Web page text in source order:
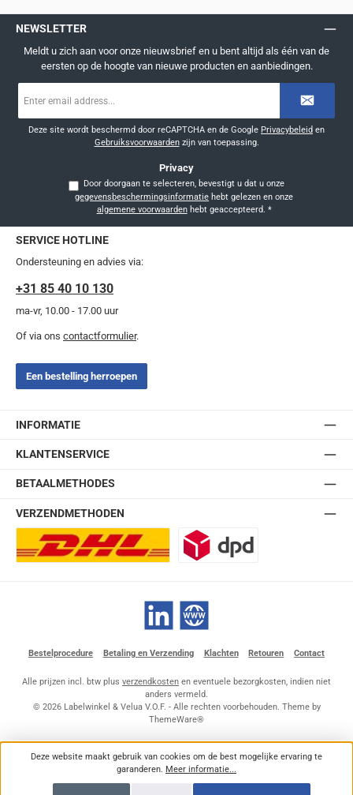
NEWSLETTER
Meldt u zich aan voor onze nieuwsbrief en u bent altijd als één van de
eersten op de hoogte van nieuwe producten en aanbiedingen.
mailadres
Deze site wordt beschermd door reCAPTCHA en de Google Privacybeleid en
Gebruiksvoorwaardenzijn van toepassing.
Privacy
Door doorgaan te selecteren, bevestigt u dat u onze
gegevensbeschermingsinformatie
algemene voorwaardenhebt geaccepteerd. *
SERVICE HOTLINE
Ondersteuning en advies via:
+31 85 40 10 130
ma-vr, 10.00 - 17.00 uur
Of via ons contactformulier.
Een bestelling herroepen
INFORMATIE
KLANTENSERVICE
BETAALMETHODES
VERZENDMETHODEN
LinkedIn Website
Bestelprocedure Betaling en Verzending Klachten Retouren Contact
Alle prijzen incl. btw plus verzendkosten en eventuele bezorgkosten, indien niet
anders vermeld.
© 2026 Labelwinkel & Velua V.O.F. - Alle rechten voorbehouden. Theme by
ThemeWare®
Deze website maakt gebruik van cookies om de best mogelijke ervaring te
garanderen. Meer informatie...